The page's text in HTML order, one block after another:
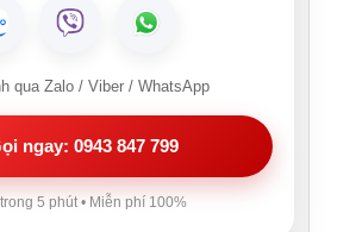
qua Zalo / Viber / WhatsApp
ngay: 0943 847 799
5 phút • Miễn phí 100%